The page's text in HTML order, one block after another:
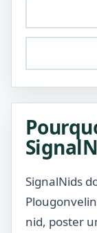
SignalNids
nid, poster